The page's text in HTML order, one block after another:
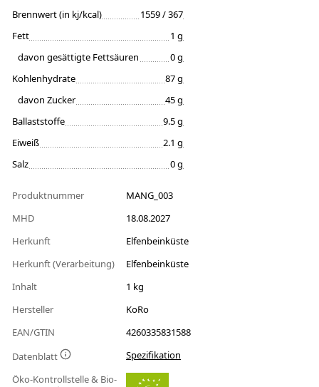
Brennwert (in kj/kcal)
1559 / 367
Fett
1 g
davon gesättigte Fettsäuren
0 g
Kohlenhydrate
87 g
davon Zucker
45 g
Ballaststoffe
9.5 g
Eiweiß
2.1 g
Salz
0 g
Produktnummer
MANG_003
MHD
18.08.2027
Herkunft
Elfenbeinküste
Herkunft (Verarbeitung)
Elfenbeinküste
Inhalt
1 kg
Hersteller
KoRo
EAN/GTIN
4260335831588
Datenblatt
Spezifikation
Öko-Kontrollstelle & Bio-